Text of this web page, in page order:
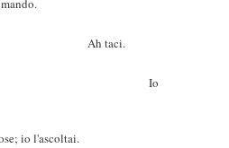
taci.
io l'ascoltai.